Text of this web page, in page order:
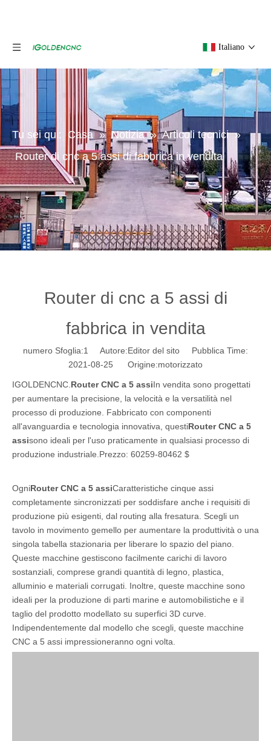
Italiano
Tu sei qui: Casa » Notizia » Articoli tecnici »
Router di cnc a 5 assi di fabbrica in vendita
Router di cnc a 5 assi di
fabbrica in vendita
numero Sfoglia:1
Autore:Editor del sito Pubblica Time:
2021-08-25 Origine:motorizzato
IGOLDENCNC. Router CNC a 5 assiIn vendita sono progettati
per aumentare la precisione, la velocità e la versatilità nel
processo di produzione. Fabbricato con componenti
all'avanguardia e tecnologia innovativa, questiRouter CNC a 5
assisono ideali per l'uso praticamente in qualsiasi processo di
produzione industriale.Prezzo: 60259-80462 $
OgniRouter CNC a 5 assiCaratteristiche cinque assi
completamente sincronizzati per soddisfare anche i requisiti di
produzione più esigenti, dal routing alla fresatura. Scegli un
tavolo in movimento gemello per aumentare la produttività o una
singola tabella stazionaria per liberare lo spazio del piano.
Queste macchine gestiscono facilmente carichi di lavoro
sostanziali, comprese grandi quantità di legno, plastica,
alluminio e materiali corrugati. Inoltre, queste macchine sono
ideali per la produzione di parti marine e automobilistiche e il
taglio del prodotto modellato su superfici 3D curve.
Indipendentemente dal modello che scegli, queste macchine
CNC a 5 assi impressioneranno ogni volta.